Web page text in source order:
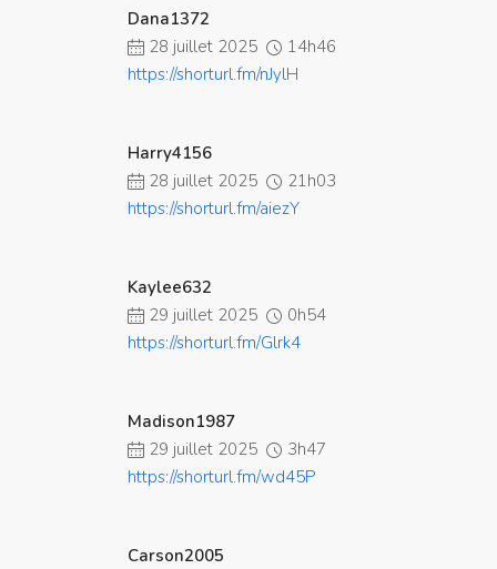
Dana1372
28 juillet 2025
14h46
https://shorturl.fm/nJylH
Harry4156
28 juillet 2025
21h03
https://shorturl.fm/aiezY
Kaylee632
29 juillet 2025
0h54
https://shorturl.fm/Glrk4
Madison1987
29 juillet 2025
3h47
https://shorturl.fm/wd45P
Carson2005